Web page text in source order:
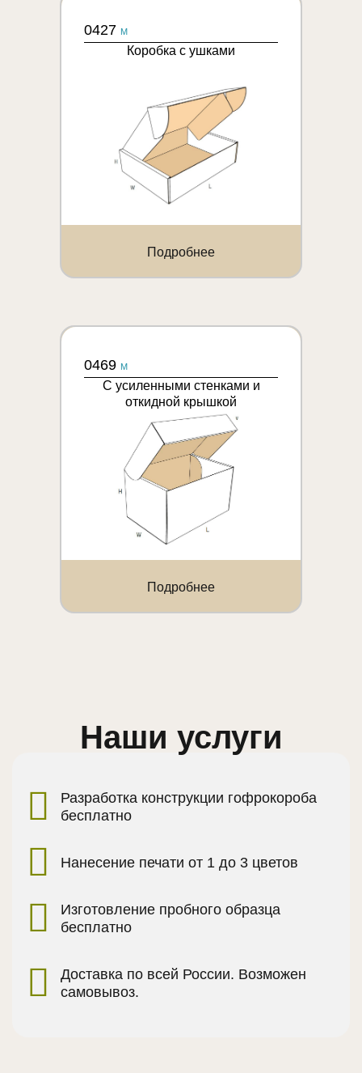
0427 M
Коробка с ушками
Подробнее
0469 M
С усиленными стенками и
откидной крышкой
Подробнее
Наши услуги
Разработка конструкции гофрокороба
бесплатно
Нанесение печати от 1 до 3 цветов
Изготовление пробного образца
бесплатно
Доставка по всей России. Возможен
самовывоз.